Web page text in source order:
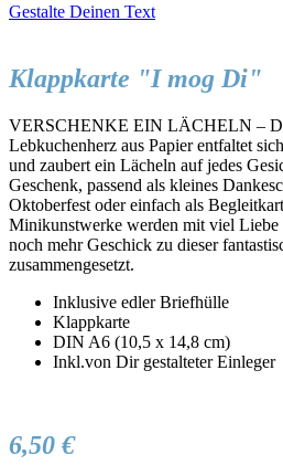
Gestalte Deinen Text
Klappkarte "I mog Di"
VERSCHENKE EIN LÄCHELN –
Lebkuchenherz aus Papier entfaltet
und zaubert ein Lächeln auf jedes
Geschenk, passend als kleines
Oktoberfest oder einfach als
Minikunstwerke werden mit viel Liebe
noch mehr Geschick zu dieser
zusammengesetzt.
Inklusive edler Briefhülle
Klappkarte
DIN A6 (10,5 x 14,8 cm)
Inkl.von Dir gestalteter Einleger
6,50 €